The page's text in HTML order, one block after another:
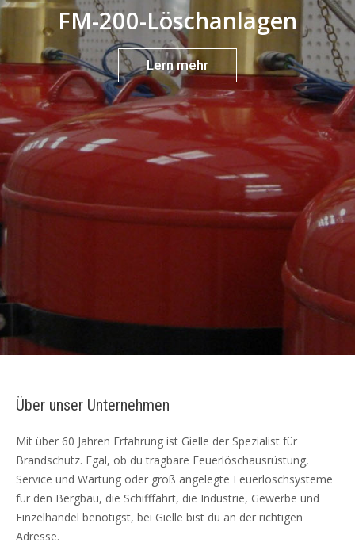
FM-200-Löschanlagen
Lern mehr
Über unser Unternehmen
Mit über 60 Jahren Erfahrung ist Gielle der Spezialist für
Brandschutz. Egal, ob du tragbare Feuerlöschausrüstung,
Service und Wartung oder groß angelegte Feuerlöschsysteme
für den Bergbau, die Schifffahrt, die Industrie, Gewerbe und
Einzelhandel benötigst, bei Gielle bist du an der richtigen
Adresse.